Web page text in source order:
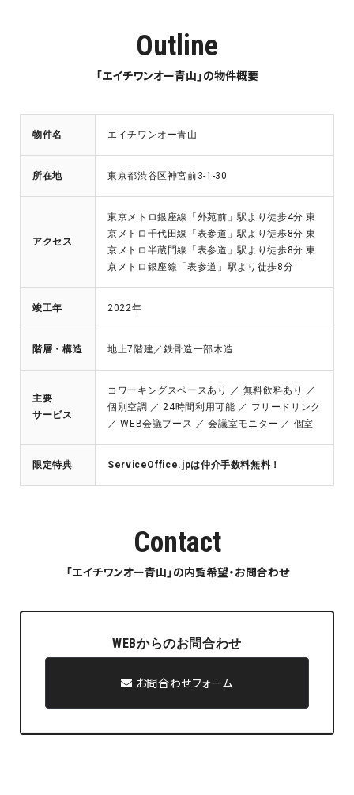
Outline
「エイチワンオー青山」の物件概要
物件名 エイチワンオー青山
所在地 東京都渋谷区神宮前3-1-30
アクセス
東京メトロ銀座線「外苑前」駅より徒歩4分 東
京メトロ千代田線「表参道」駅より徒歩8分 東
京メトロ半蔵門線「表参道」駅より徒歩8分 東
京メトロ銀座線「表参道」駅より徒歩8分
竣工年 2022年
階層・構造 地上7階建／鉄骨造一部木造
主要
サービス
コワーキングスペースあり ／ 無料飲料あり ／
個別空調 ／ 24時間利用可能 ／ フリードリンク
／ WEB会議ブース ／ 会議室モニター ／ 個室
限定特典 ServiceOffice.jpは仲介手数料無料！
Contact
「エイチワンオー青山」の内覧希望・お問合わせ
WEBからのお問合わせ
お問合わせフォーム